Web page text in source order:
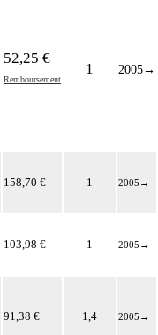
52,25 €
Remboursement
1 2005→
158,70 € 1 2005 →
103,98 € 1 2005 →
91,38 € 1,4 2005 →